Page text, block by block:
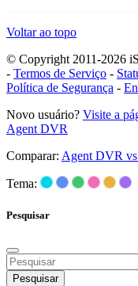
Voltar ao topo
© Copyright 2011-2026
- Termos de Serviço -
Política de Segurança -
Novo usuário? Visite a
Agent DVR
Comparar: Agent DVR
Tema:
Pesquisar
Pesquisar